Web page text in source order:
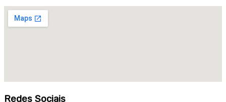
Redes Sociais